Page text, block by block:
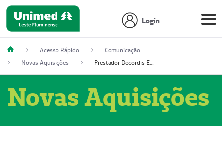
Login
Acesso Rápido
Comunicação
Novas Aquisições
Prestador Decordis Exames Cardiológicos LTDA (51004347-4)
Novas Aquisições